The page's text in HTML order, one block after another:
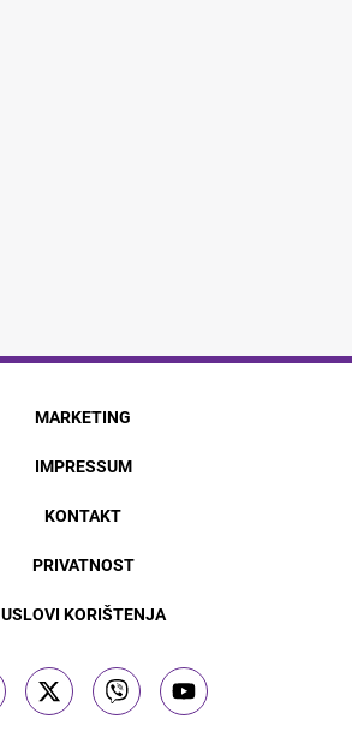
MARKETING
IMPRESSUM
KONTAKT
PRIVATNOST
USLOVI KORIŠTENJA